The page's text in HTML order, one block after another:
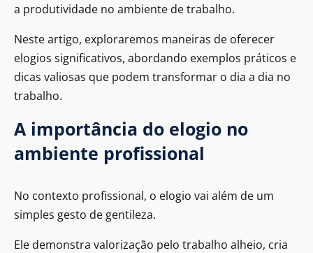
a produtividade no ambiente de trabalho.
Neste artigo, exploraremos maneiras de oferecer
elogios significativos, abordando exemplos práticos e
dicas valiosas que podem transformar o dia a dia no
trabalho.
A importância do elogio no
ambiente profissional
No contexto profissional, o elogio vai além de um
simples gesto de gentileza.
Ele demonstra valorização pelo trabalho alheio, cria